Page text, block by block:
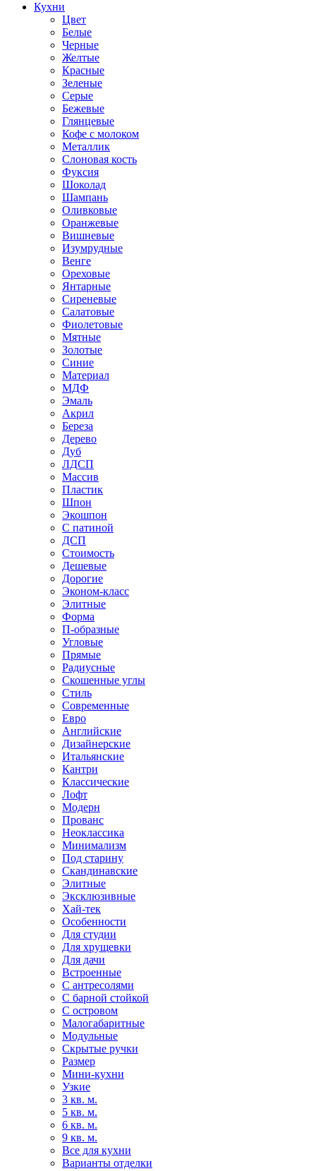
Кухни
Цвет
Белые
Черные
Желтые
Красные
Зеленые
Серые
Бежевые
Глянцевые
Кофе с молоком
Металлик
Слоновая кость
Фуксия
Шоколад
Шампань
Оливковые
Оранжевые
Вишневые
Изумрудные
Венге
Ореховые
Янтарные
Сиреневые
Салатовые
Фиолетовые
Мятные
Золотые
Синие
Материал
МДФ
Эмаль
Акрил
Береза
Дерево
Дуб
ЛДСП
Массив
Пластик
Шпон
Экошпон
С патиной
ДСП
Стоимость
Дешевые
Дорогие
Эконом-класс
Элитные
Форма
П-образные
Угловые
Прямые
Радиусные
Скошенные углы
Стиль
Современные
Евро
Английские
Дизайнерские
Итальянские
Кантри
Классические
Лофт
Модерн
Прованс
Неоклассика
Минимализм
Под старину
Скандинавские
Элитные
Эксклюзивные
Хай-тек
Особенности
Для студии
Для хрущевки
Для дачи
Встроенные
С антресолями
С барной стойкой
С островом
Малогабаритные
Модульные
Скрытые ручки
Размер
Мини-кухни
Узкие
3 кв. м.
5 кв. м.
6 кв. м.
9 кв. м.
Все для кухни
Варианты отделки